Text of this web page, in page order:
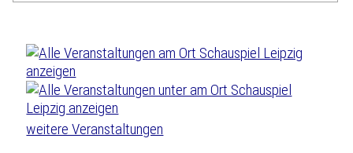
weitere Veranstaltungen